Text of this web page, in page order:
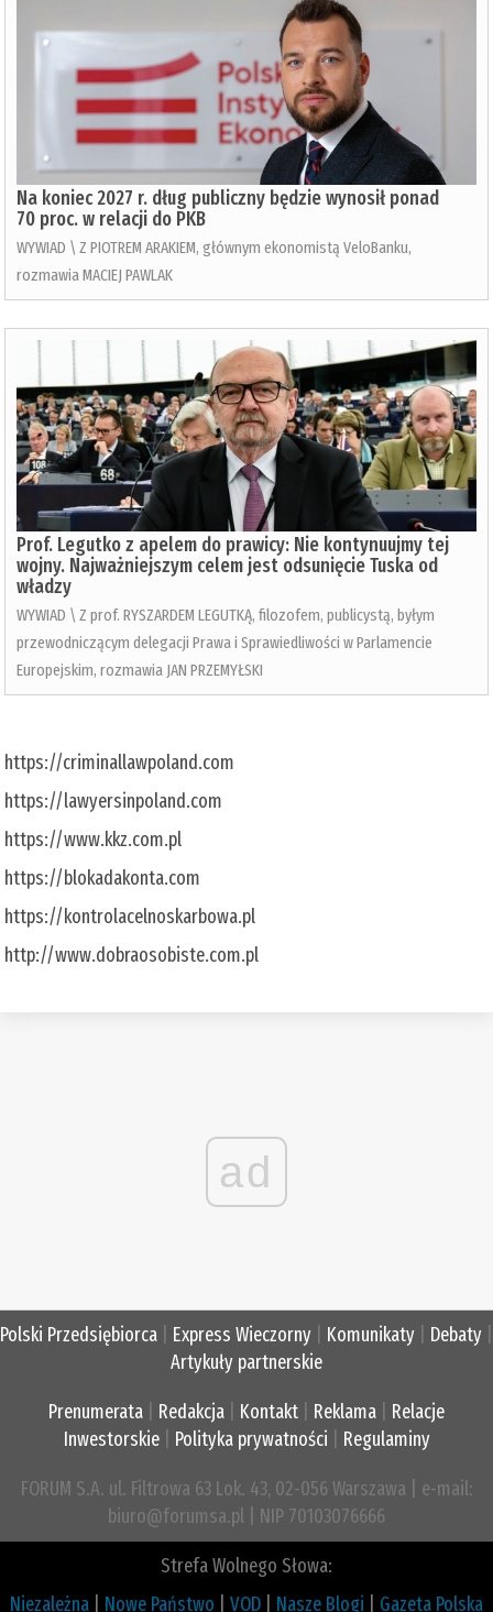
Na koniec 2027 r. dług publiczny będzie wynosił ponad
70 proc. w relacji do PKB
WYWIAD \ Z PIOTREM ARAKIEM, głównym ekonomistą VeloBanku,
rozmawia MACIEJ PAWLAK
Prof. Legutko z apelem do prawicy: Nie kontynuujmy tej
wojny. Najważniejszym celem jest odsunięcie Tuska od
władzy
WYWIAD \ Z prof. RYSZARDEM LEGUTKĄ, filozofem, publicystą, byłym
przewodniczącym delegacji Prawa i Sprawiedliwości w Parlamencie
Europejskim, rozmawia JAN PRZEMYŁSKI
https://criminallawpoland.com
https://lawyersinpoland.com
https://www.kkz.com.pl
https://blokadakonta.com
https://kontrolacelnoskarbowa.pl
http://www.dobraosobiste.com.pl
ad
Polski Przedsiębiorca Express Wieczorny Komunikaty Debaty
Artykuły partnerskie
Prenumerata Redakcja Kontakt Reklama
Relacje
Inwestorskie| Polityka prywatności Regulaminy
FORUM S.A. ul. Filtrowa 63 Lok. 43, 02-056 Warszawa | e-mail:
biuro@forumsa.pl | NIP 70103076666
Strefa Wolnego Słowa:
Niezależna
Nowe Państwo VOD Nasze Blogi Gazeta Polska